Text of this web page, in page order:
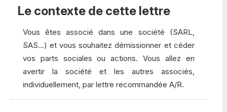
Le contexte de cette lettre
Vous êtes associé dans une société (SARL,
SAS...) et vous souhaitez démissionner et céder
vos parts sociales ou actions. Vous allez en
avertir la société et les autres associés,
individuellement, par lettre recommandée A/R.